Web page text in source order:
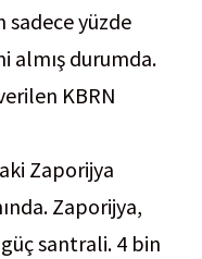
sadece yüzde
almış durumda.
KBRN
Zaporijya
Zaporijya,
santrali. 4 bin